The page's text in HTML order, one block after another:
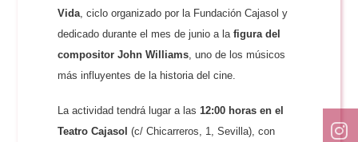
Vida, ciclo organizado por la Fundación Cajasol y
dedicado durante el mes de junio a lafigura del
compositor John Williams, uno de los músicos
más influyentes de la historia del cine.
La actividad tendrá lugar a las12:00 horas en el
Teatro Cajasol (c/ Chicarreros, 1, Sevilla), con